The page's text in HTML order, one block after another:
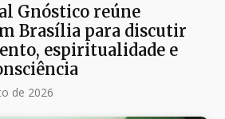
Gnóstico reúne
Brasília para discutir
espiritualidade e
de 2026